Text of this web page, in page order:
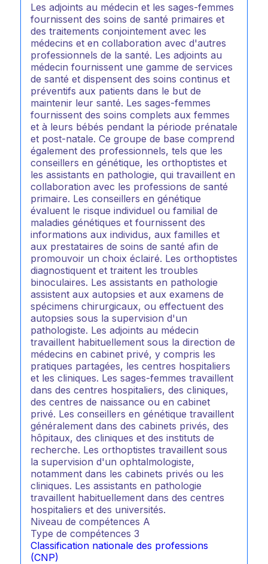
Les adjoints au médecin et les sages-femmes
fournissent des soins de santé primaires et
des traitements conjointement avec les
médecins et en collaboration avec d'autres
professionnels de la santé. Les adjoints au
médecin fournissent une gamme de services
de santé et dispensent des soins continus et
préventifs aux patients dans le but de
maintenir leur santé. Les sages-femmes
fournissent des soins complets aux femmes
et à leurs bébés pendant la période prénatale
et post-natale. Ce groupe de base comprend
également des professionnels, tels que les
conseillers en génétique, les orthoptistes et
les assistants en pathologie, qui travaillent en
collaboration avec les professions de santé
primaire. Les conseillers en génétique
évaluent le risque individuel ou familial de
maladies génétiques et fournissent des
informations aux individus, aux familles et
aux prestataires de soins de santé afin de
promouvoir un choix éclairé. Les orthoptistes
diagnostiquent et traitent les troubles
binoculaires. Les assistants en pathologie
assistent aux autopsies et aux examens de
spécimens chirurgicaux, ou effectuent des
autopsies sous la supervision d'un
pathologiste. Les adjoints au médecin
travaillent habituellement sous la direction de
médecins en cabinet privé, y compris les
pratiques partagées, les centres hospitaliers
et les cliniques. Les sages-femmes travaillent
dans des centres hospitaliers, des cliniques,
des centres de naissance ou en cabinet
privé. Les conseillers en génétique travaillent
généralement dans des cabinets privés, des
hôpitaux, des cliniques et des instituts de
recherche. Les orthoptistes travaillent sous
la supervision d'un ophtalmologiste,
notamment dans les cabinets privés ou les
cliniques. Les assistants en pathologie
travaillent habituellement dans des centres
hospitaliers et des universités.
Niveau de compétences A
Type de compétences 3
Classification nationale des professions
(CNP)